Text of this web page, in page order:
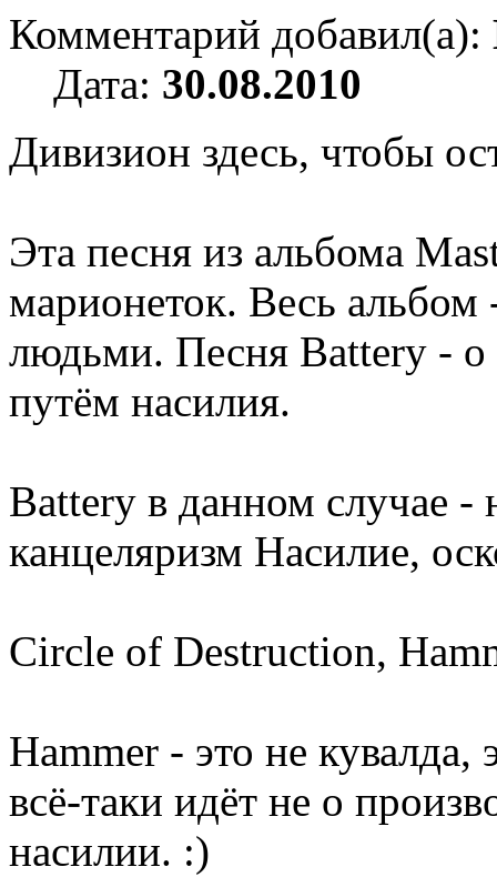
Комментарий добавил(а):
Дата: 30.08.2010
Дивизион здесь, чтобы
Эта песня из альбома
марионеток. Весь
людьми. Песня Battery -
путём насилия.
Battery в данном случае -
канцеляризм Насилие,
Circle of Destruction,
Hammer - это не кувалда,
всё-таки идёт не о
насилии. :)